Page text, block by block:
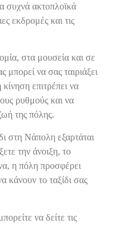
συχνά ακτοπλοϊκά
εκδρομές και τις
στα μουσεία και σε
να σας ταιριάξει
επιτρέπει να
ρυθμούς και να
της πόλης.
στη Νάπολη εξαρτάται
την άνοιξη, το
η πόλη προσφέρει
κάνουν το ταξίδι σας
να δείτε τις